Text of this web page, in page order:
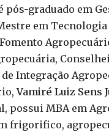
pós-graduado em
em Tecnologia
Integração
Vamiré Luiz Sens
possui MBA em
frigorifico,